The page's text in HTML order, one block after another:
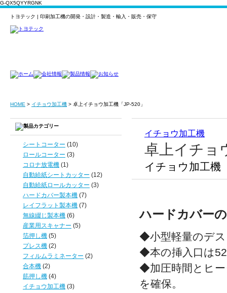
G-QX5QYYRGNK
トヨテック | 印刷加工機の開発・設計・製造・輸入・販売・保守
HOME > イチョウ加工機 > 卓上イチョウ加工機「JP-520」
イチョウ加工機
卓上イチョ
イチョウ加工機
ハードカバー
◆小型軽量のデ
◆本の挿入口は
◆加圧時間とヒー
を確保。
シートコーター (10)
ロールコーター (3)
コロナ放電機 (1)
自動給紙シートカッター (12)
自動給紙ロールカッター (3)
ハードカバー製本機 (7)
レイフラット製本機 (7)
無線綴じ製本機 (6)
産業用スキャナー (5)
箔押し機 (5)
プレス機 (2)
フィルムラミネーター (2)
合本機 (2)
筋押し機 (4)
イチョウ加工機 (3)